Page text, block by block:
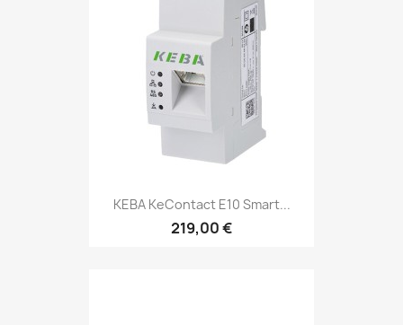
KEBA KeContact E10 Smart...
219,00 €